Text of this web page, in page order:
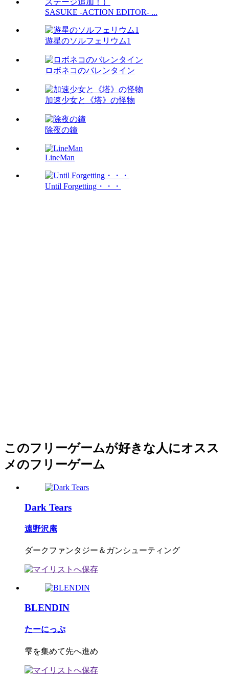
SASUKE -ACTION EDITOR- ...
遊星のソルフェリウム1
ロボネコのバレンタイン
加速少女と《塔》の怪物
除夜の鐘
LineMan
Until Forgetting・・・
このフリーゲームが好きな人にオスス
メのフリーゲーム
Dark Tears
遠野沢庵
ダークファンタジー＆ガンシューティング
BLENDIN
たーにっぷ
雫を集めて先へ進め